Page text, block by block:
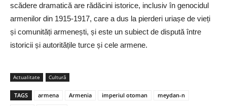
scădere dramatică are rădăcini istorice, inclusiv în genocidul
armenilor din 1915‑1917, care a dus la pierderi uriașe de vieți
și comunități armenești, și este un subiect de dispută între
istoricii și autoritățile turce și cele armene.
Actualitate Cultură
TAGS armena Armenia imperiul otoman
meydan-n